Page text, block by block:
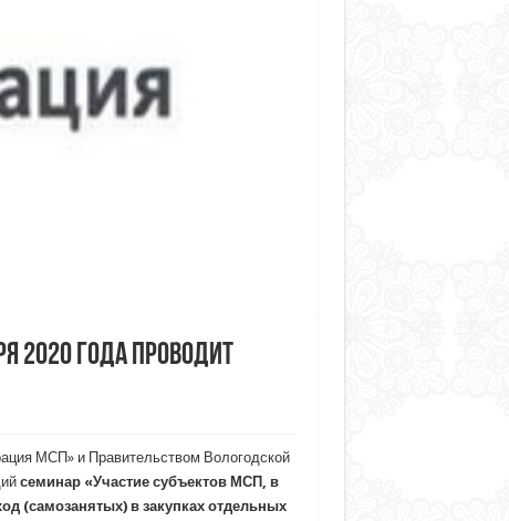
2020 года проводит
МСП» и Правительством Вологодской
семинар «Участие субъектов МСП, в
(самозанятых) в закупках отдельных